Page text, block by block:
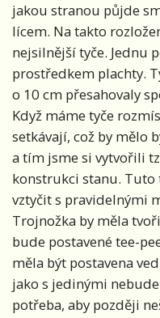
jakou stranou půjde
lícem. Na takto
nejsilnější tyče. Jednu
prostředkem plachty.
o 10 cm přesahovaly
Když máme tyče
setkávají, což by mělo
a tím jsme si vytvořili
konstrukci stanu.
vztyčit s pravidelnými
Trojnožka by měla
bude postavené tee-
měla být postavena
jako s jedinými
potřeba, aby později